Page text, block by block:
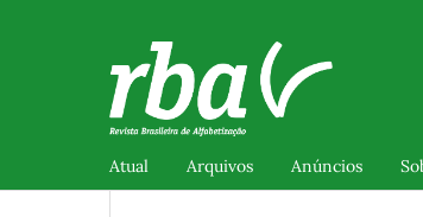
Atual Arquivos Anúncios